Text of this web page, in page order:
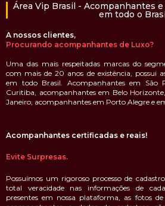
Sugestõespara
Thabata Suedy
Maju
Vivy Guedes
Luana
Eduarda Sheridan
Priscila Tatoo
Casal Bebel
Marcela
Mônica Sales
Área Vip Brasil - Acompanhantes e
A nossos clientes,
Procurando acompanhantes de Luxo?